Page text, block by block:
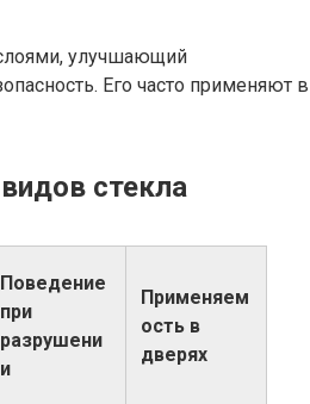
улучшающий
Его часто применяют в
стекла
Поведение
при
разрушени
и
Применяем
ость в
дверях